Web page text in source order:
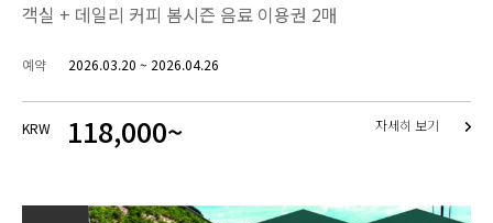
객실 + 데일리 커피 봄시즌 음료 이용권 2매
예약 2026.03.20 ~ 2026.04.26
KRW 118,000~ 자세히 보기